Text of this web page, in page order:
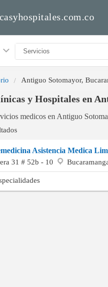
Antiguo Sotomayor,
y Hospitales en
medicos en Antiguo
Asistencia Medica
31 # 52b - 10